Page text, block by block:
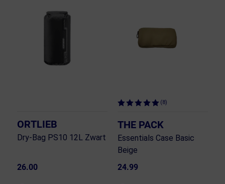
ORTLIEB
Dry-Bag PS10 12L Zwart
26.00
(8)
THE PACK
Essentials Case Basic
Beige
24.99